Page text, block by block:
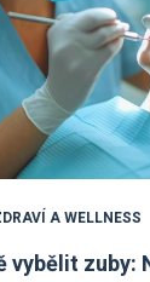
A WELLNESS
vybělit zuby: